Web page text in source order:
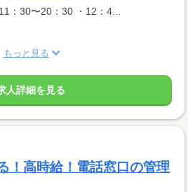
：30〜20：30 ・12：4...
もっと見る
人詳細を見る
！高時給！電話窓口の管理